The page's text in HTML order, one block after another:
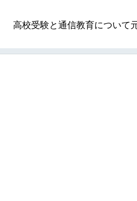
高校受験と通信教育について